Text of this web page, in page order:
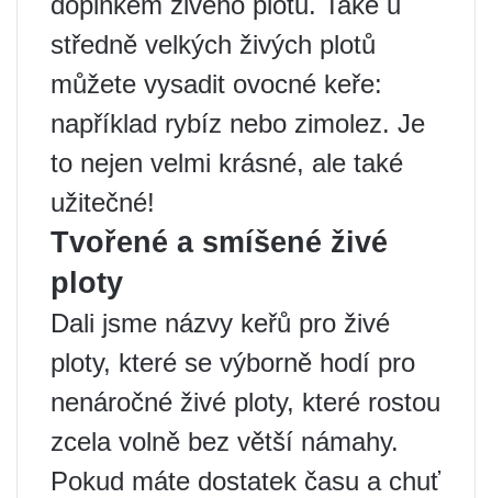
středně velkých živých plotů
můžete vysadit ovocné keře:
například rybíz nebo zimolez. Je
to nejen velmi krásné, ale také
užitečné!
Tvořené a smíšené živé
ploty
Dali jsme názvy keřů pro živé
ploty, které se výborně hodí pro
nenáročné živé ploty, které rostou
zcela volně bez větší námahy.
Pokud máte dostatek času a chuť